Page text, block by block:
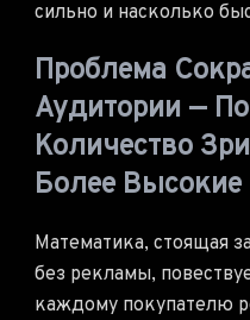
сильно и насколько
Проблема
Аудитории —
Количество
Более Высокие
Математика, стоящая
без рекламы,
каждому покупателю